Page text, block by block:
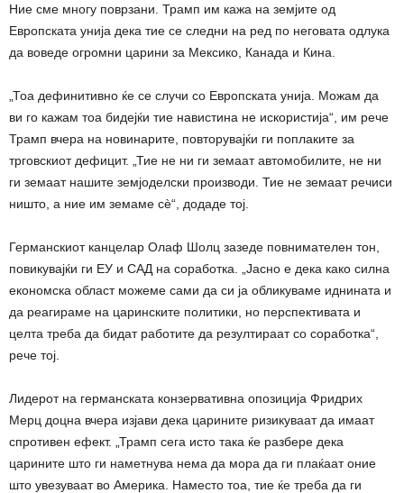
Ние сме многу поврзани. Трамп им кажа на земјите од
Европската унија дека тие се следни на ред по неговата одлука
да воведе огромни царини за Мексико, Канада и Кина.
„Тоа дефинитивно ќе се случи со Европската унија. Можам да
ви го кажам тоа бидејќи тие навистина не искористија“, им рече
Трамп вчера на новинарите, повторувајќи ги поплаките за
трговскиот дефицит. „Тие не ни ги земаат автомобилите, не ни
ги земаат нашите земјоделски производи. Тие не земаат речиси
ништо, а ние им земаме сè“, додаде тој.
Германскиот канцелар Олаф Шолц зазеде повнимателен тон,
повикувајќи ги ЕУ и САД на соработка. „Јасно е дека како силна
економска област можеме сами да си ја обликуваме иднината и
да реагираме на царинските политики, но перспективата и
целта треба да бидат работите да резултираат со соработка“,
рече тој.
Лидерот на германската конзервативна опозиција Фридрих
Мерц доцна вчера изјави дека царините ризикуваат да имаат
спротивен ефект. „Трамп сега исто така ќе разбере дека
царините што ги наметнува нема да мора да ги плаќаат оние
што увезуваат во Америка. Наместо тоа, тие ќе треба да ги